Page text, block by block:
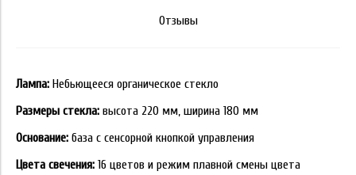
Отзывы
Лампа: Небьющееся органическое стекло
Размеры стекла: высота 220 мм, ширина 180 мм
Основание: база с сенсорной кнопкой управления
Цвета свечения: 16 цветов и режим плавной смены цвета